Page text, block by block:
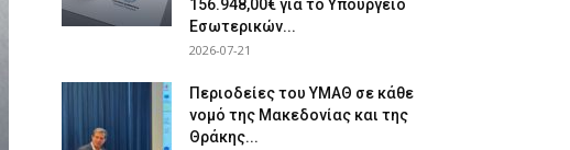
156.948,00€ για το Υπουργείο
Εσωτερικών...
2026-07-21
Περιοδείες του ΥΜΑΘ σε κάθε
νομό της Μακεδονίας και της
Θράκης...